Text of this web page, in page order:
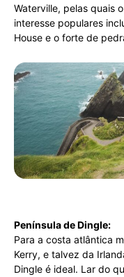
Waterville, pelas quais
interesse populares
House e o forte de
Península de Dingle:
Para a costa atlântica
Kerry, e talvez da
Dingle é ideal. Lar do